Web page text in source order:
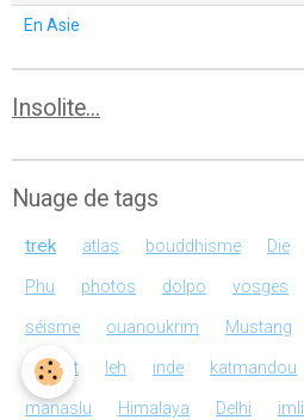
En Asie
Insolite...
Nuage de tags
trek atlas bouddhisme Die
Phu photos dolpo vosges
séisme ouanoukrim Mustang
everest leh inde katmandou
manaslu Himalaya Delhi imlil